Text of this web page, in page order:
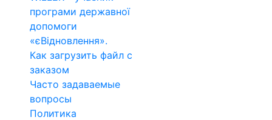
програми державної
допомоги
«єВідновлення».
Как загрузить файл с
заказом
Часто задаваемые
вопросы
Политика